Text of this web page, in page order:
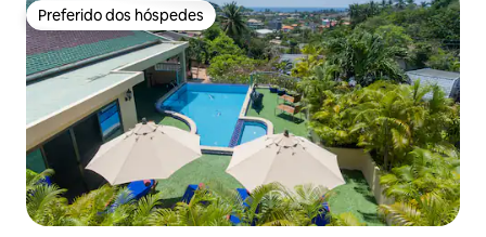
Preferido dos hóspedes
Preferido dos hóspedes